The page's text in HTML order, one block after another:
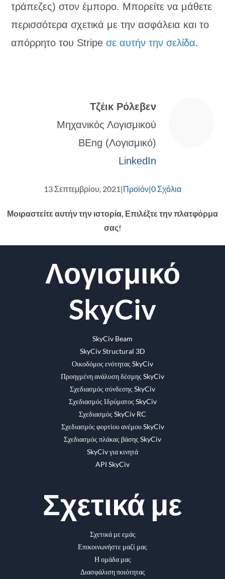
τράπεζες) στον έμπορο. Μπορείτε να μάθετε
περισσότερα σχετικά με την ασφάλεια και το
απόρρητο του Stripeσε αυτήν την σελίδα.
Τζέικ Ρόλεβεν
Μηχανικός Λογισμικού
BEng (Λογισμικό)
LinkedIn
13 Σεπτεμβρίου, 2021|Προϊόν|0 Σχόλια
Μοιραστείτε αυτήν την ιστορία, Επιλέξτε την πλατφόρμα
σας!
Λογισμικό
SkyCiv
SkyCiv Beam
SkyCiv Structural 3D
Οικοδόμος ενότητας SkyCiv
Προηγμένη ανάλυση δέσμης SkyCiv
Σχεδιασμός σύνδεσης SkyCiv
Σχεδιασμός Ιδρύματος SkyCiv
Σχεδιασμός SkyCiv RC
Σχεδιασμός φορτίου ανέμου SkyCiv
Σχεδιασμός πλάκας βάσης SkyCiv
SkyCiv για κινητά
API SkyCiv
Σχετικά με
Σχετικά με εμάς
Επικοινωνήστε μαζί μας
Η ομάδα μας
Διασφάλιση ποιότητας